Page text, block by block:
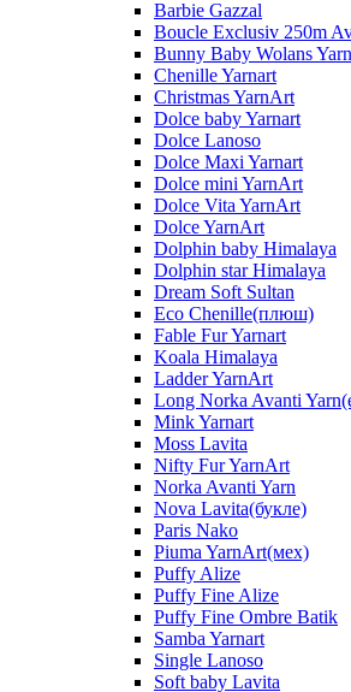
Barbie Gazzal
Boucle Exclusiv 250m
Bunny Baby Wolans
Chenille Yarnart
Christmas YarnArt
Dolce baby Yarnart
Dolce Lanoso
Dolce Maxi Yarnart
Dolce mini YarnArt
Dolce Vita YarnArt
Dolce YarnArt
Dolphin baby Himalaya
Dolphin star Himalaya
Dream Soft Sultan
Eco Chenille(плюш)
Fable Fur Yarnart
Koala Himalaya
Ladder YarnArt
Long Norka Avanti
Mink Yarnart
Moss Lavita
Nifty Fur YarnArt
Norka Avanti Yarn
Nova Lavita(букле)
Paris Nako
Piuma YarnArt(мех)
Puffy Alize
Puffy Fine Alize
Puffy Fine Ombre Batik
Samba Yarnart
Single Lanoso
Soft baby Lavita